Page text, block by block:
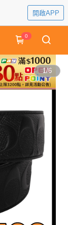
開啟APP
0
1/6